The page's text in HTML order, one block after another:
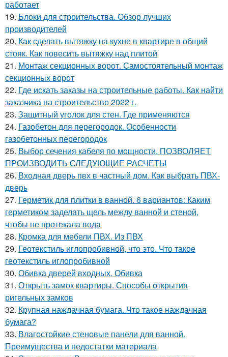
работает
19. Блоки для строительства. Обзор лучших
производителей
20. Как сделать вытяжку на кухне в квартире в общий
стояк. Как повесить вытяжку над плитой
21. Монтаж секционных ворот. Самостоятельный монтаж
секционных ворот
22. Где искать заказы на строительные работы. Как найти
заказчика на строительство 2022 г.
23. Защитный уголок для стен. Где применяются
24. Газобетон для перегородок. Особенности
газобетонных перегородок
25. Выбор сечения кабеля по мощности. ПОЗВОЛЯЕТ
ПРОИЗВОДИТЬ СЛЕДУЮЩИЕ РАСЧЕТЫ
26. Входная дверь пвх в частный дом. Как выбрать ПВХ-
дверь
27. Герметик для плитки в ванной. 6 вариантов: Каким
герметиком заделать щель между ванной и стеной,
чтобы не протекала вода
28. Кромка для мебели ПВХ. Из ПВХ
29. Геотекстиль иглопробивной, что это. Что такое
геотекстиль иглопробивной
30. Обивка дверей входных. Обивка
31. Открыть замок квартиры. Способы открытия
ригельных замков
32. Крупная наждачная бумага. Что такое наждачная
бумага?
33. Влагостойкие стеновые панели для ванной.
Преимущества и недостатки материала